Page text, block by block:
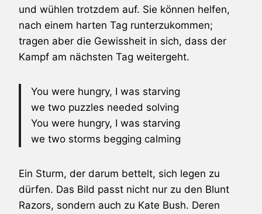
und wühlen trotzdem auf. Sie können helfen,
nach einem harten Tag runterzukommen;
tragen aber die Gewissheit in sich, dass der
Kampf am nächsten Tag weitergeht.
You were hungry, I was starving
we two puzzles needed solving
You were hungry, I was starving
we two storms begging calming
Ein Sturm, der darum bettelt, sich legen zu
dürfen. Das Bild passt nicht nur zu den Blunt
Razors, sondern auch zu Kate Bush. Deren